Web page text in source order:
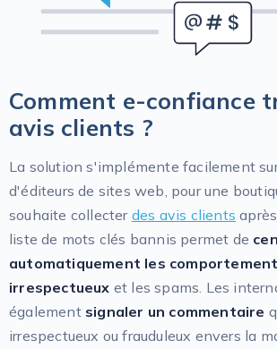
Comment e-confiance
avis clients ?
La solution s'implémente facilement
d'éditeurs de sites web, pour une
souhaite collecter des avis clients
liste de mots clés bannis permet de
automatiquement les
irrespectueux et les spams. Les
également signaler un commentaire
irrespectueux ou frauduleux envers la